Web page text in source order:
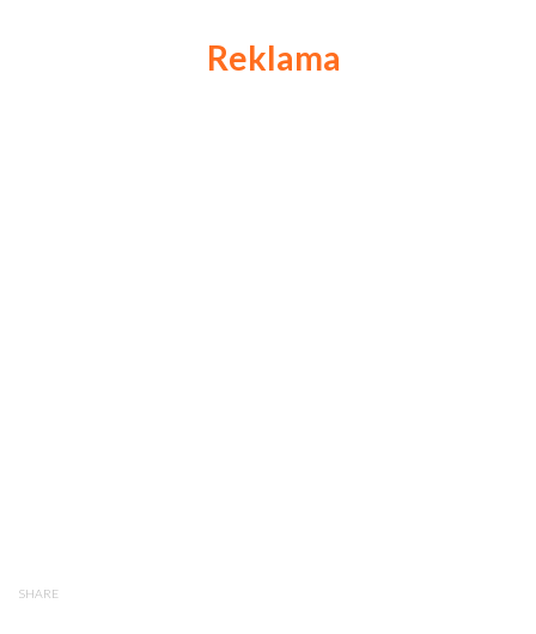
Reklama
SHARE